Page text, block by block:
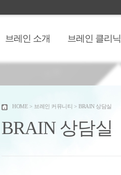
브레인 소개 브레인 클리닉
HOME > 브레인 커뮤니티 > BRAIN 상담실
BRAIN 상담실